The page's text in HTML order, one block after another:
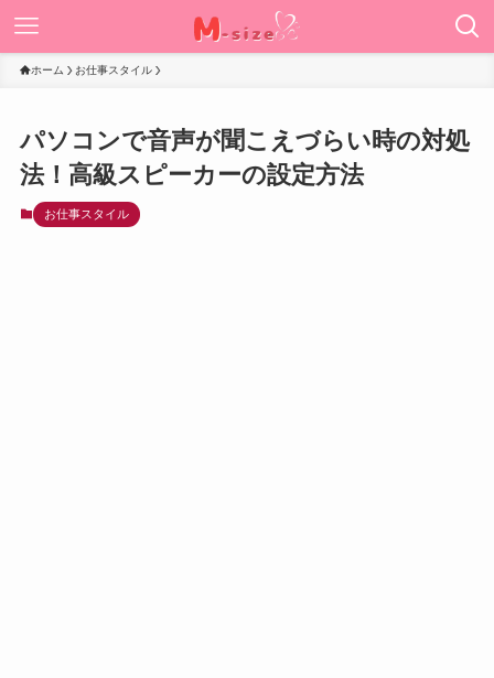
ホーム お仕事スタイル
パソコンで音声が聞こえづらい時の対処
法！高級スピーカーの設定方法
お仕事スタイル